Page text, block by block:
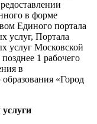
в форме
Единого портала
услуг, Портала
услуг Московской
1 рабочего
в
«Город